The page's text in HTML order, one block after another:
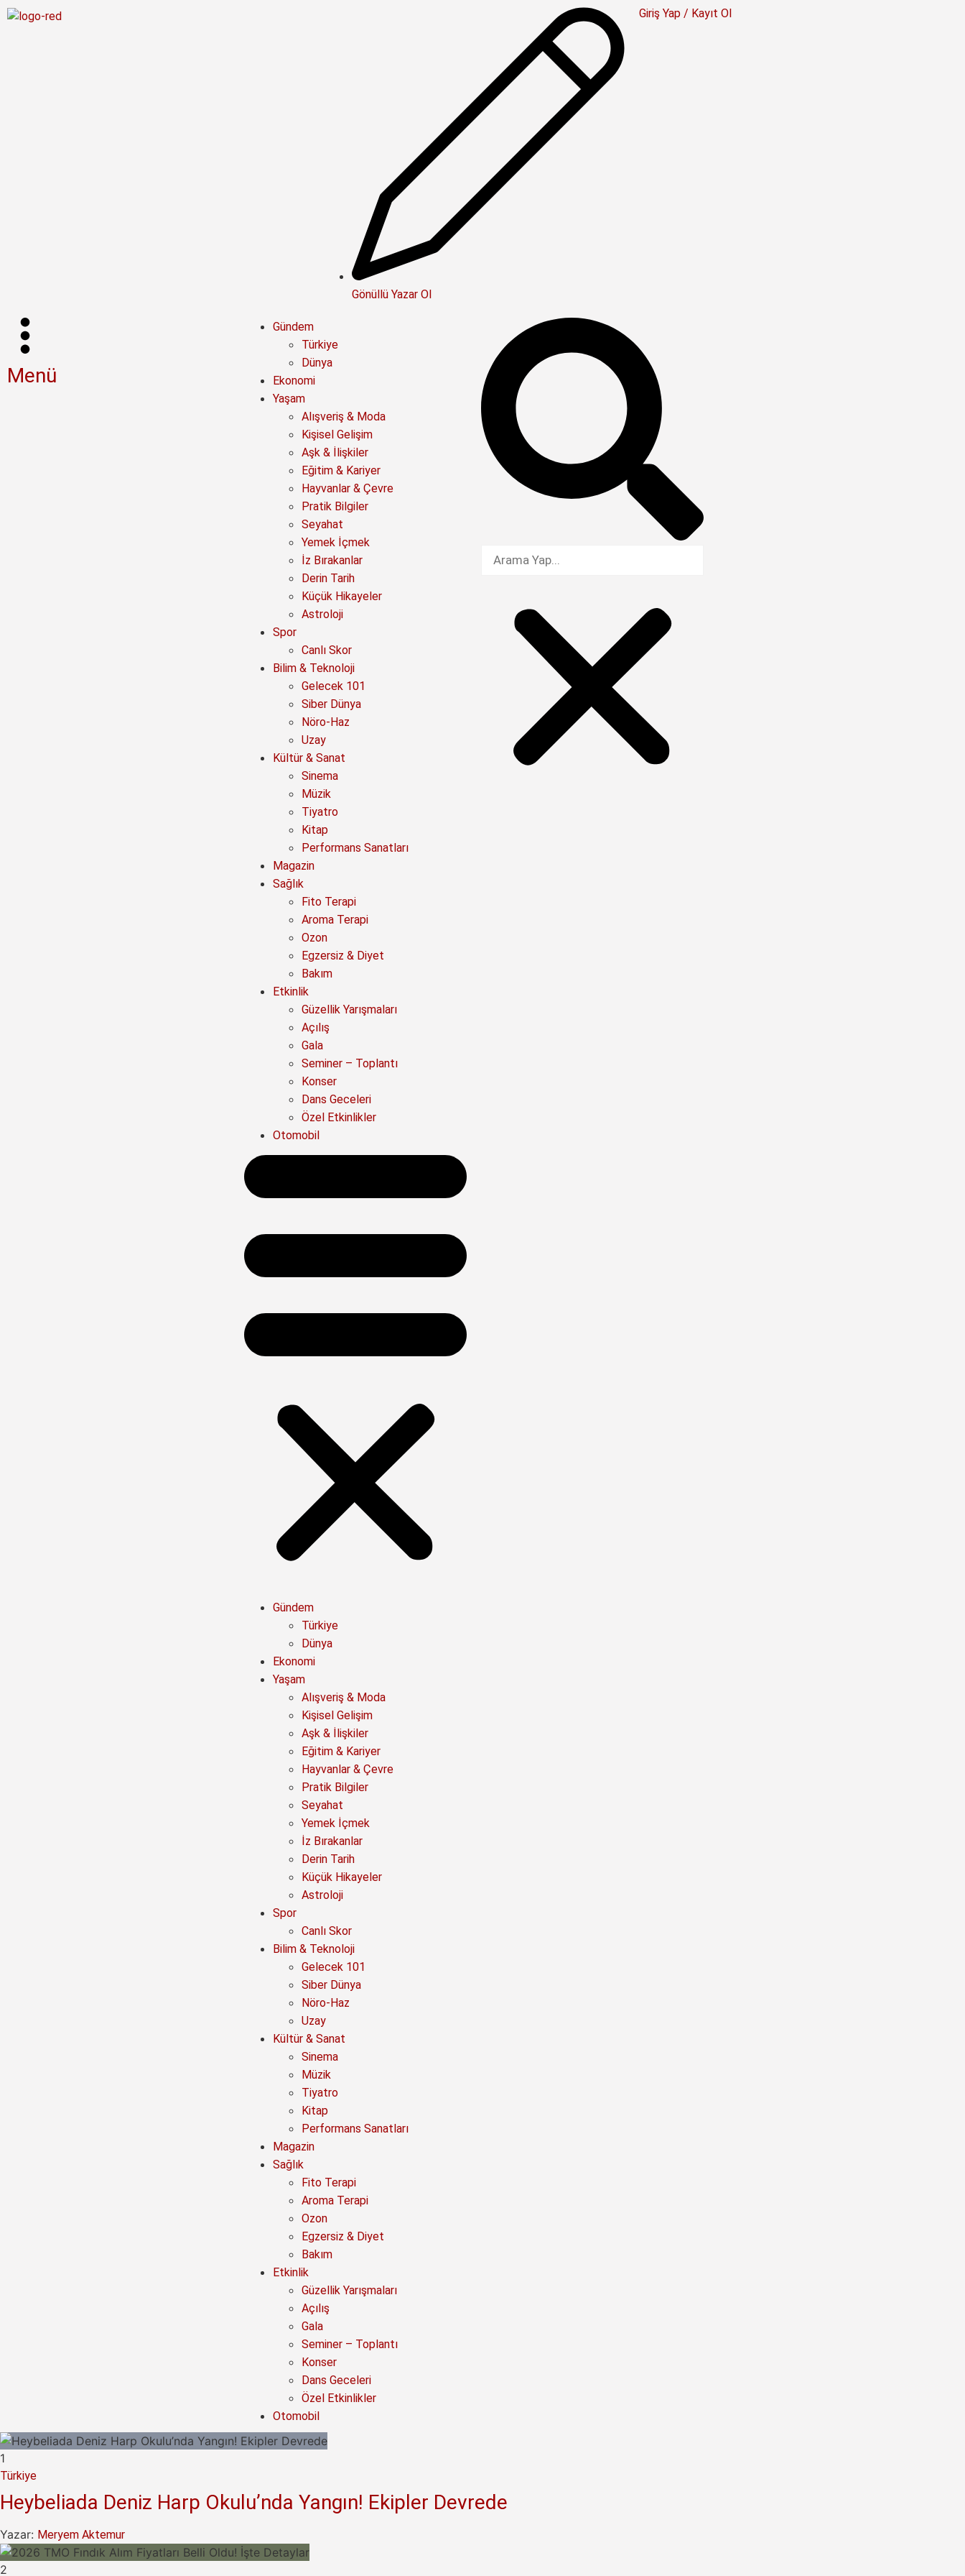
Gönüllü Yazar Ol
Giriş Yap / Kayıt Ol
Menü
Gündem
Türkiye
Dünya
Ekonomi
Yaşam
Alışveriş & Moda
Kişisel Gelişim
Aşk & İlişkiler
Eğitim & Kariyer
Hayvanlar & Çevre
Pratik Bilgiler
Seyahat
Yemek İçmek
İz Bırakanlar
Derin Tarih
Küçük Hikayeler
Astroloji
Spor
Canlı Skor
Bilim & Teknoloji
Gelecek 101
Siber Dünya
Nöro-Haz
Uzay
Kültür & Sanat
Sinema
Müzik
Tiyatro
Kitap
Performans Sanatları
Magazin
Sağlık
Fito Terapi
Aroma Terapi
Ozon
Egzersiz & Diyet
Bakım
Etkinlik
Güzellik Yarışmaları
Açılış
Gala
Seminer – Toplantı
Konser
Dans Geceleri
Özel Etkinlikler
Otomobil
Gündem
Türkiye
Dünya
Ekonomi
Yaşam
Alışveriş & Moda
Kişisel Gelişim
Aşk & İlişkiler
Eğitim & Kariyer
Hayvanlar & Çevre
Pratik Bilgiler
Seyahat
Yemek İçmek
İz Bırakanlar
Derin Tarih
Küçük Hikayeler
Astroloji
Spor
Canlı Skor
Bilim & Teknoloji
Gelecek 101
Siber Dünya
Nöro-Haz
Uzay
Kültür & Sanat
Sinema
Müzik
Tiyatro
Kitap
Performans Sanatları
Magazin
Sağlık
Fito Terapi
Aroma Terapi
Ozon
Egzersiz & Diyet
Bakım
Etkinlik
Güzellik Yarışmaları
Açılış
Gala
Seminer – Toplantı
Konser
Dans Geceleri
Özel Etkinlikler
Otomobil
1
Türkiye
Heybeliada Deniz Harp Okulu’nda Yangın! Ekipler Devrede
Yazar: Meryem Aktemur
2